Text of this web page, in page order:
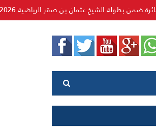
عثمان بن صقر الرياضية 2026